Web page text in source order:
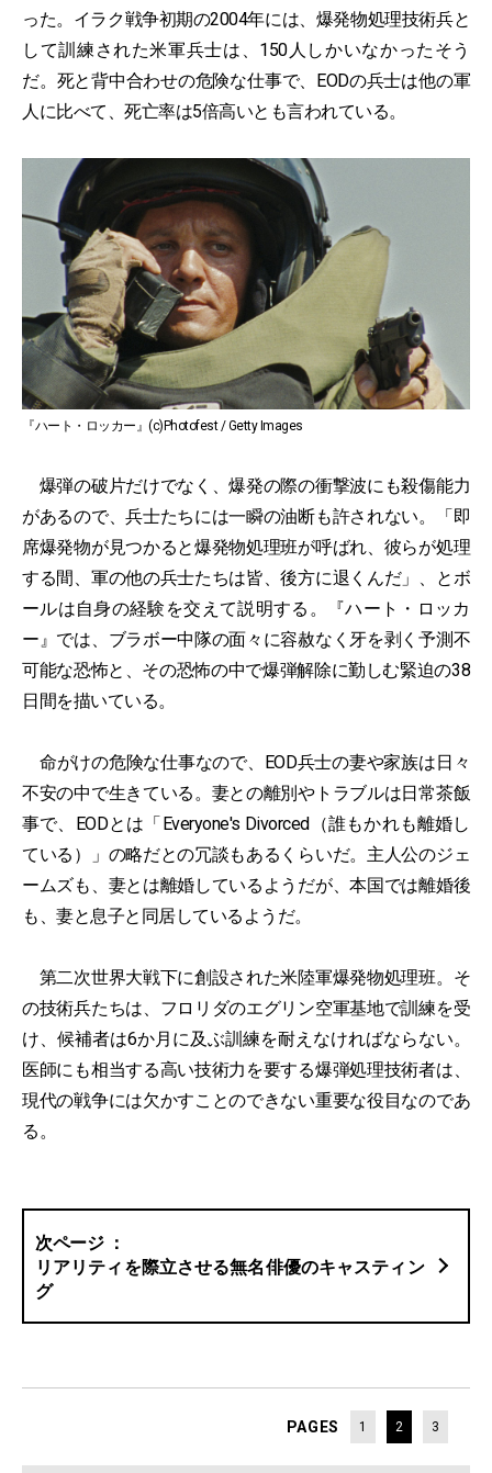
った。イラク戦争初期の2004年には、爆発物処理技術兵と
して訓練された米軍兵士は、150人しかいなかったそう
だ。死と背中合わせの危険な仕事で、EODの兵士は他の軍
人に比べて、死亡率は5倍高いとも言われている。
『ハート・ロッカー』(c)Photofest / Getty Images
爆弾の破片だけでなく、爆発の際の衝撃波にも殺傷能力
があるので、兵士たちには一瞬の油断も許されない。「即
席爆発物が見つかると爆発物処理班が呼ばれ、彼らが処理
する間、軍の他の兵士たちは皆、後方に退くんだ」、とボ
ールは自身の経験を交えて説明する。『ハート・ロッカ
ー』では、ブラボー中隊の面々に容赦なく牙を剥く予測不
可能な恐怖と、その恐怖の中で爆弾解除に勤しむ緊迫の38
日間を描いている。
命がけの危険な仕事なので、EOD兵士の妻や家族は日々
不安の中で生きている。妻との離別やトラブルは日常茶飯
事で、EODとは「Everyone's Divorced（誰もかれも離婚し
ている）」の略だとの冗談もあるくらいだ。主人公のジェ
ームズも、妻とは離婚しているようだが、本国では離婚後
も、妻と息子と同居しているようだ。
第二次世界大戦下に創設された米陸軍爆発物処理班。そ
の技術兵たちは、フロリダのエグリン空軍基地で訓練を受
け、候補者は6か月に及ぶ訓練を耐えなければならない。
医師にも相当する高い技術力を要する爆弾処理技術者は、
現代の戦争には欠かすことのできない重要な役目なのであ
る。
リアリティを際立させる無名俳優のキャスティン
グ
PAGES 1 2 3